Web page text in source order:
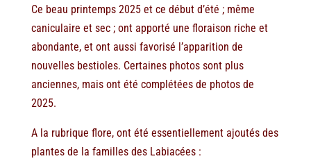
Ce beau printemps 2025 et ce début d’été ; même
caniculaire et sec ; ont apporté une floraison riche et
abondante, et ont aussi favorisé l’apparition de
nouvelles bestioles. Certaines photos sont plus
anciennes, mais ont été complétées de photos de
2025.
A la rubrique flore, ont été essentiellement ajoutés des
plantes de la familles des Labiacées :